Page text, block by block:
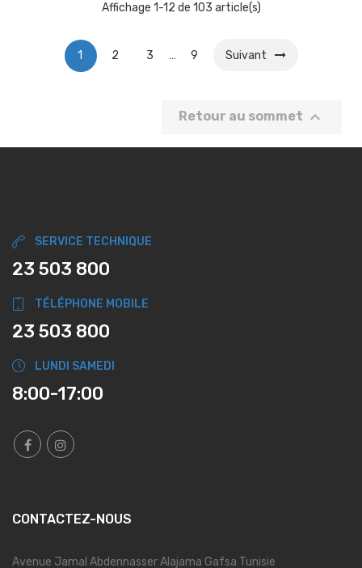
Affichage 1-12 de 103 article(s)
1 2 3 … 9 Suivant
Retour au sommet 
SERVICE TECHNIQUE
23 503 800
TÉLÉPHONE MOBILE
23 503 800
LUNDI SAMEDI
8:00-17:00
CONTACTEZ-NOUS
Avenue Jamal Abdennasser Alajama Gafsa Tunisie